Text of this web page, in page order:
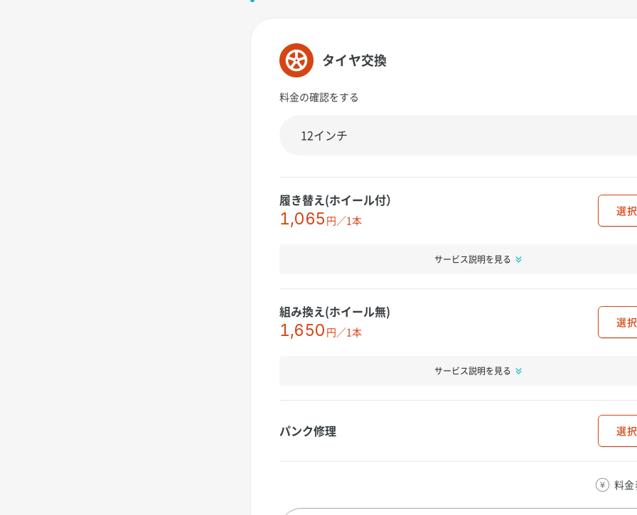
タイヤ交換
料金の確認をする
履き替え(ホイール付）
1,065 円／1本
選択
サービス説明を見る
組み換え(ホイール無)
1,650 円／1本
選択
サービス説明を見る
パンク修理 選択
料